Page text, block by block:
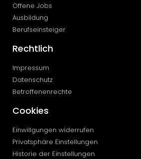
Offene Jobs
Ausbildung
Berufseinsteiger
Rechtlich
Impressum
Datenschutz
Betroffenenrechte
Cookies
Einwillgungen widerrufen
Privatsphäre Einstellungen
Historie der Einstellungen